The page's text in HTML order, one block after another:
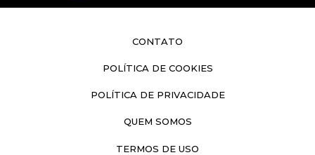
CONTATO
POLÍTICA DE COOKIES
POLÍTICA DE PRIVACIDADE
QUEM SOMOS
TERMOS DE USO